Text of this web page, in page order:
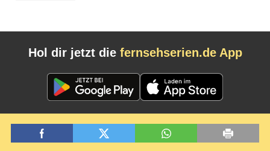
Hol dir jetzt die fernsehserien.de App